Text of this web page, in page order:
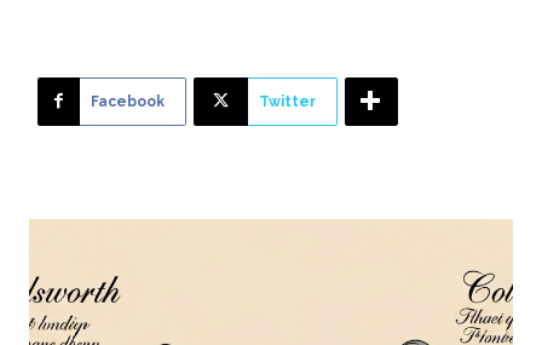
Facebook Twitter